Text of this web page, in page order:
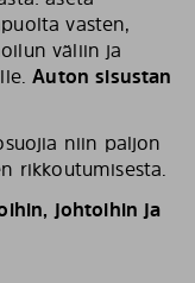
vasten,
väliin ja
Auton sisustan
niin paljon
rikkoutumisesta.
johtoihin ja